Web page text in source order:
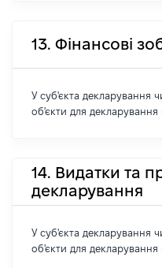
13. Фінансові
У суб'єкта декларування
об'єкти для декларування
14. Видатки та
декларування
У суб'єкта декларування
об'єкти для декларування